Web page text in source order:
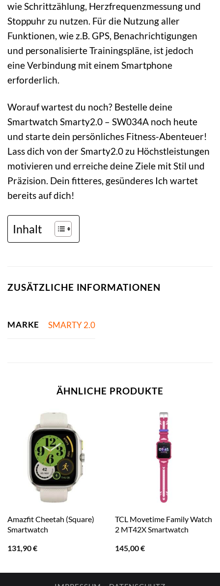
wie Schrittzählung, Herzfrequenzmessung und
Stoppuhr zu nutzen. Für die Nutzung aller
Funktionen, wie z.B. GPS, Benachrichtigungen
und personalisierte Trainingspläne, ist jedoch
eine Verbindung mit einem Smartphone
erforderlich.
Worauf wartest du noch? Bestelle deine
Smartwatch Smarty2.0 – SW034A noch heute
und starte dein persönliches Fitness-Abenteuer!
Lass dich von der Smarty2.0 zu Höchstleistungen
motivieren und erreiche deine Ziele mit Stil und
Präzision. Dein fitteres, gesünderes Ich wartet
bereits auf dich!
Inhalt
ZUSÄTZLICHE INFORMATIONEN
MARKE SMARTY 2.0
ÄHNLICHE PRODUKTE
Amazfit Cheetah (Square)
Smartwatch
131,90€
TCL Movetime Family Watch
2 MT42X Smartwatch
145,00€